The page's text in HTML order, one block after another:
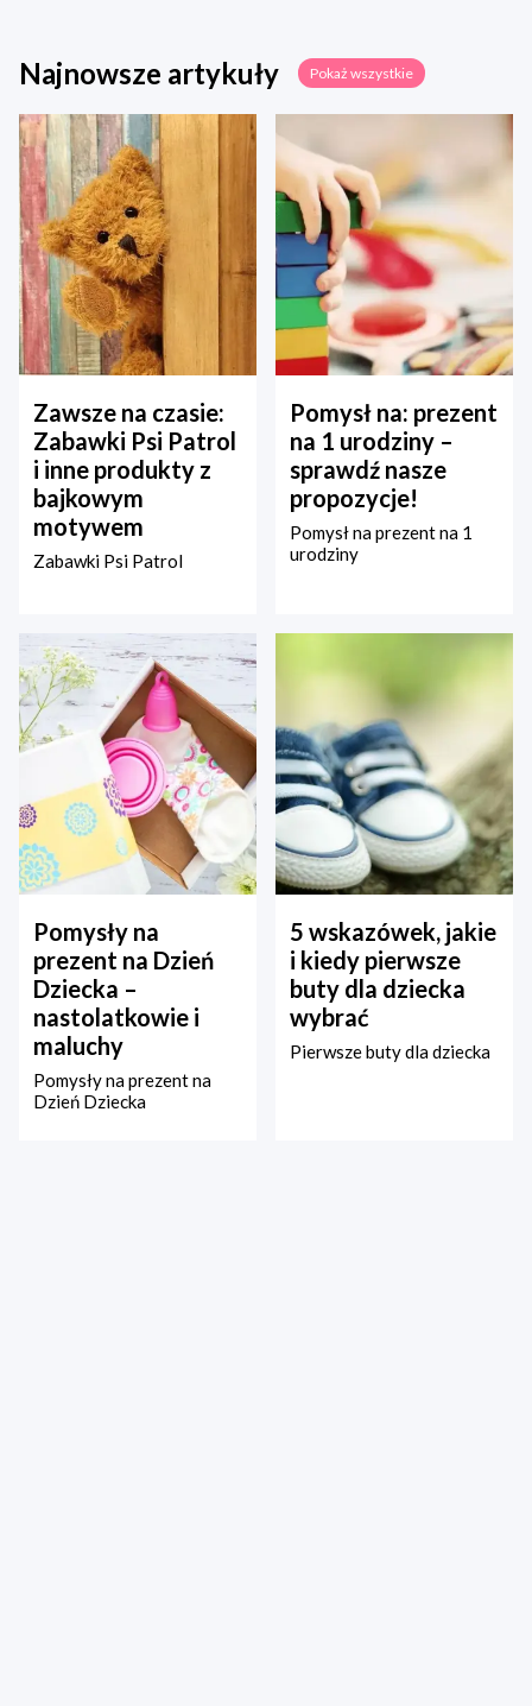
Najnowsze artykuły Pokaż wszystkie
Zawsze na czasie:
Zabawki Psi Patrol
i inne produkty z
bajkowym
motywem
Zabawki Psi Patrol
Pomysł na: prezent
na 1 urodziny –
sprawdź nasze
propozycje!
Pomysł na prezent na 1
urodziny
Pomysły na
prezent na Dzień
Dziecka –
nastolatkowie i
maluchy
Pomysły na prezent na
Dzień Dziecka
5 wskazówek, jakie
i kiedy pierwsze
buty dla dziecka
wybrać
Pierwsze buty dla dziecka